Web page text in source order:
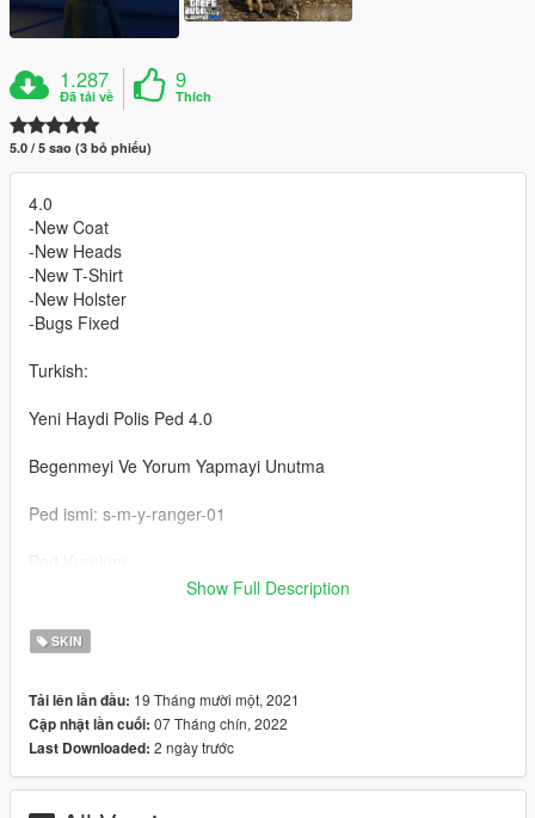
1.287
Đã tải về
9
Thích
5.0 / 5 sao (3 bỏ phiếu)
4.0
-New Coat
-New Heads
-New T-Shirt
-New Holster
-Bugs Fixed
Turkish:
Yeni Haydi Polis Ped 4.0
Begenmeyi Ve Yorum Yapmayi Unutma
Ped ismi: s-m-y-ranger-01
update\x64\dlcpacks\patchday23ng\dlc.rpf\x64\models\cdimag
Sapka :
es\peds\patchday23-p.rpf
Emegi gecenler:
Show Full Description
SKIN
Tải lên lần đầu: 19 Tháng mười một, 2021
Cập nhật lần cuối: 07 Tháng chín, 2022
Last Downloaded: 2 ngày trước